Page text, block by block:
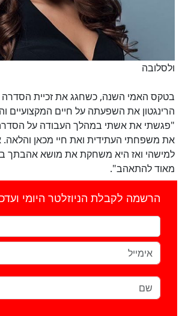
ולסלובה
בטקס האמי השנה, כשחגג את זכיית הסדרה
הרינגטון את השפעתה על חיים המקצועיים
"פגשתי את אשתי במהלך העבודה על
את משפחתי העתידית ואת חיי מכאן
למישהי ואז היא משחקת את מושא אהבתך
מאוד להתאהב".
הרשמה לקבלת הניוזלטר היומי